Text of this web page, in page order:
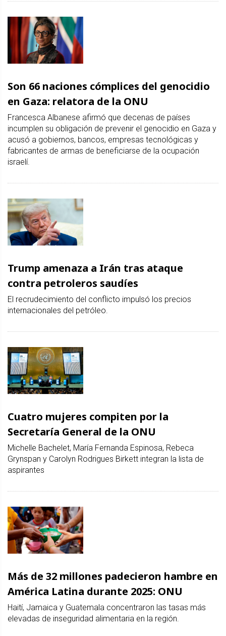
Son 66 naciones cómplices del genocidio
en Gaza: relatora de la ONU
Francesca Albanese afirmó que decenas de países
incumplen su obligación de prevenir el genocidio en Gaza y
acusó a gobiernos, bancos, empresas tecnológicas y
fabricantes de armas de beneficiarse de la ocupación
israelí.
Trump amenaza a Irán tras ataque
contra petroleros saudíes
El recrudecimiento del conflicto impulsó los precios
internacionales del petróleo.
Cuatro mujeres compiten por la
Secretaría General de la ONU
Michelle Bachelet, María Fernanda Espinosa, Rebeca
Grynspan y Carolyn Rodrigues Birkett integran la lista de
aspirantes
Más de 32 millones padecieron hambre en
América Latina durante 2025: ONU
Haití, Jamaica y Guatemala concentraron las tasas más
elevadas de inseguridad alimentaria en la región.